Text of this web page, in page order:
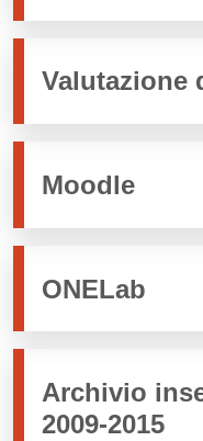
Valutazione
Moodle
ONELab
Archivio
2009-2015